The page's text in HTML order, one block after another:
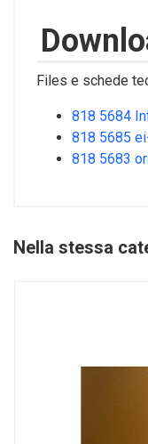
Files e schede
818 5684
818 5685
818 5683
Nella stessa